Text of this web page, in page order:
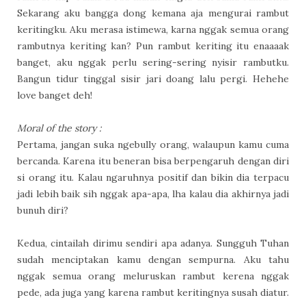
Sekarang aku bangga dong kemana aja mengurai rambut
keritingku. Aku merasa istimewa, karna nggak semua orang
rambutnya keriting kan? Pun rambut keriting itu enaaaak
banget, aku nggak perlu sering-sering nyisir rambutku.
Bangun tidur tinggal sisir jari doang lalu pergi. Hehehe
love banget deh!
Moral of the story :
Pertama, jangan suka ngebully orang, walaupun kamu cuma
bercanda. Karena itu beneran bisa berpengaruh dengan diri
si orang itu. Kalau ngaruhnya positif dan bikin dia terpacu
jadi lebih baik sih nggak apa-apa, lha kalau dia akhirnya jadi
bunuh diri?
Kedua, cintailah dirimu sendiri apa adanya. Sungguh Tuhan
sudah menciptakan kamu dengan sempurna. Aku tahu
nggak semua orang meluruskan rambut kerena nggak
pede, ada juga yang karena rambut keritingnya susah diatur.